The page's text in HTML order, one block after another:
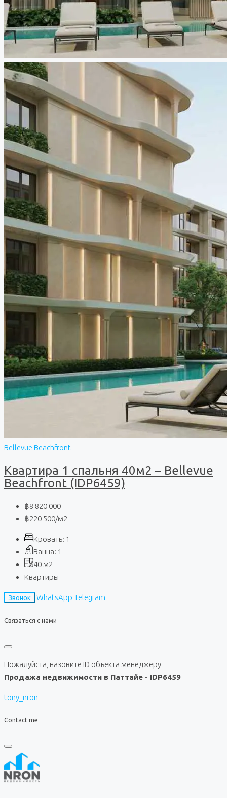
Bellevue Beachfront
Квартира 1 спальня 40м2 – Bellevue
Beachfront (IDP6459)
฿8 820 000
฿220 500/м2
Кровать: 1
Ванна: 1
40 м2
Квартиры
Звонок WhatsApp Telegram
Связаться с нами
Пожалуйста, назовите ID объекта менеджеру
Продажа недвижимости в Паттайе - IDP6459
tony_nron
Contact me